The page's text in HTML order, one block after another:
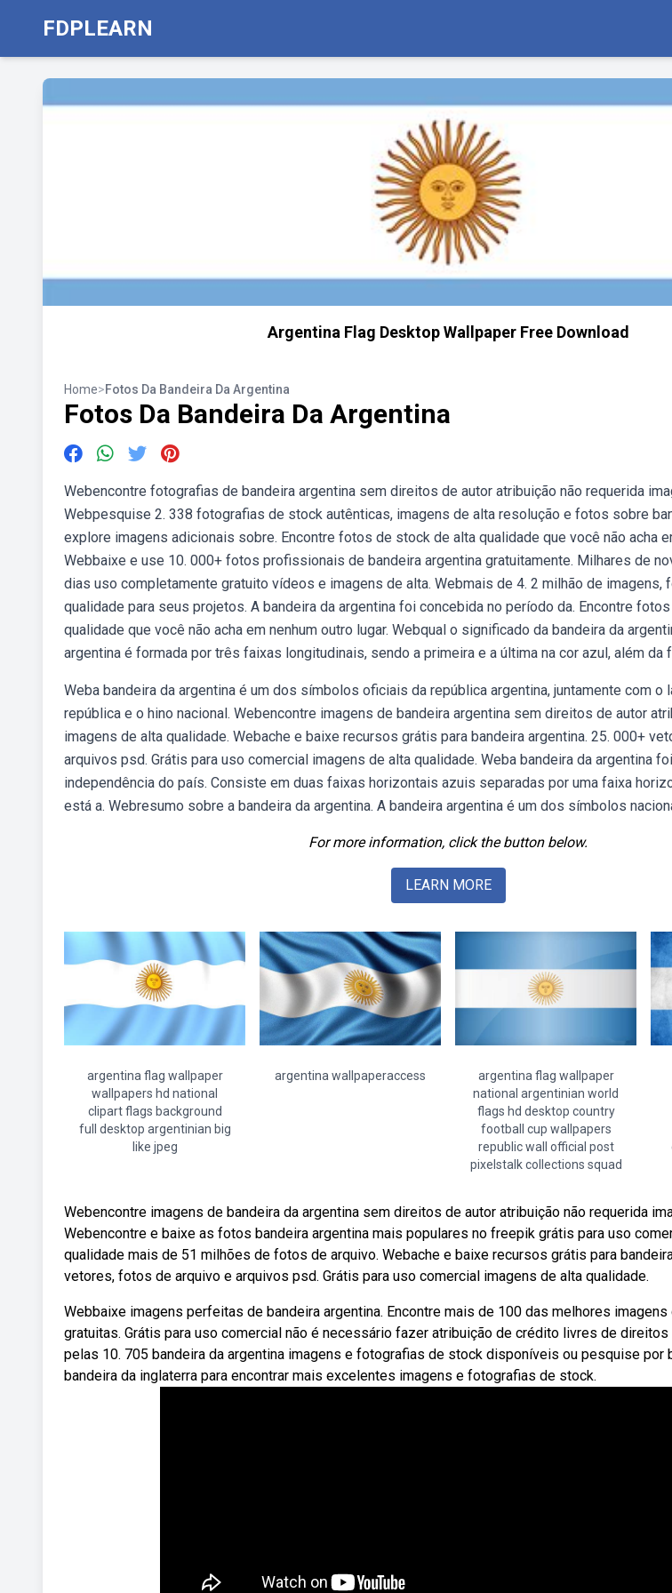
FDPLEARN
Argentina Flag Desktop Wallpaper Free Download
Home>Fotos Da Bandeira Da Argentina
Fotos Da Bandeira Da Argentina
Webencontre fotografias de bandeira argentina sem direitos de autor atribuição não requerida
Webpesquise 2. 338 fotografias de stock autênticas, imagens de alta resolução e fotos sobre
explore imagens adicionais sobre. Encontre fotos de stock de alta qualidade que você não acha
Webbaixe e use 10. 000+ fotos profissionais de bandeira argentina gratuitamente. Milhares de
dias uso completamente gratuito vídeos e imagens de alta. Webmais de 4. 2 milhão de imagens,
qualidade para seus projetos. A bandeira da argentina foi concebida no período da. Encontre
qualidade que você não acha em nenhum outro lugar. Webqual o significado da bandeira da
argentina é formada por três faixas longitudinais, sendo a primeira e a última na cor azul, além da
Weba bandeira da argentina é um dos símbolos oficiais da república argentina, juntamente com o
república e o hino nacional. Webencontre imagens de bandeira argentina sem direitos de autor
imagens de alta qualidade. Webache e baixe recursos grátis para bandeira argentina. 25. 000+
arquivos psd. Grátis para uso comercial imagens de alta qualidade. Weba bandeira da argentina
independência do país. Consiste em duas faixas horizontais azuis separadas por uma faixa
está a. Webresumo sobre a bandeira da argentina. A bandeira argentina é um dos símbolos
For more information, click the button below.
LEARN MORE
argentina flag wallpaper
wallpapers hd national
clipart flags background
full desktop argentinian big
like jpeg
argentina wallpaperaccess
argentina flag wallpaper
national argentinian world
flags hd desktop country
football cup wallpapers
republic wall official post
pixelstalk collections squad
Webencontre imagens de bandeira da argentina sem direitos de autor atribuição não requerida
Webencontre e baixe as fotos bandeira argentina mais populares no freepik grátis para uso
qualidade mais de 51 milhões de fotos de arquivo. Webache e baixe recursos grátis para
vetores, fotos de arquivo e arquivos psd. Grátis para uso comercial imagens de alta qualidade.
Webbaixe imagens perfeitas de bandeira argentina. Encontre mais de 100 das melhores imagens
gratuitas. Grátis para uso comercial não é necessário fazer atribuição de crédito livres de
pelas 10. 705 bandeira da argentina imagens e fotografias de stock disponíveis ou pesquise por
bandeira da inglaterra para encontrar mais excelentes imagens e fotografias de stock.